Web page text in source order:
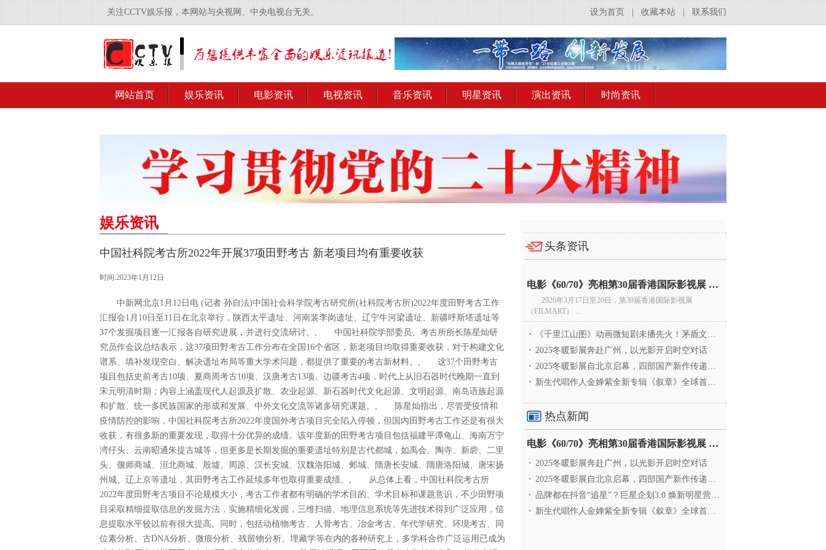
关注CCTV娱乐报，本网站与央视网、中央电视台无关。 联系我们
收藏本站
设为首页
网站首页 娱乐资讯 电影资讯 电视资讯 音乐资讯 明星资讯 演出资讯 时尚资讯
娱乐资讯
中国社科院考古所2022年开展37项田野考古 新老项目均有重要收获
时间:2023年1月12日
中新网北京1月12日电 (记者 孙自法)中国社会科学院考古研究所(社科院考古所)2022年度田野考古工作
汇报会1月10日至11日在北京举行，陕西太平遗址、河南裴李岗遗址、辽宁牛河梁遗址、新疆呼斯塔遗址等
37个发掘项目逐一汇报各自研究进展，并进行交流研讨。, 中国社科院学部委员、考古所所长陈星灿研
究员作会议总结表示，这37项田野考古工作分布在全国16个省区，新老项目均取得重要收获，对于构建文化
谱系、填补发现空白、解决遗址布局等重大学术问题，都提供了重要的考古新材料。, 这37个田野考古
项目包括史前考古10项、夏商周考古10项、汉唐考古13项、边疆考古4项，时代上从旧石器时代晚期一直到
宋元明清时期；内容上涵盖现代人起源及扩散、农业起源、新石器时代文化起源、文明起源、南岛语族起源
和扩散、统一多民族国家的形成和发展、中外文化交流等诸多研究课题。, 陈星灿指出，尽管受疫情和
疫情防控的影响，中国社科院考古所2022年度国外考古项目完全陷入停顿，但国内田野考古工作还是有很大
收获，有很多新的重要发现，取得十分优异的成绩。该年度新的田野考古项目包括福建平潭龟山、海南万宁
湾仔头、云南昭通朱提古城等，但更多是长期发掘的重要遗址特别是古代都城，如禹会、陶寺、新砦、二里
头、偃师商城、洹北商城、殷墟、周原、汉长安城、汉魏洛阳城、邺城、隋唐长安城、隋唐洛阳城、唐宋扬
州城、辽上京等遗址，其田野考古工作延续多年也取得重要成绩。, 从总体上看，中国社科院考古所
2022年度田野考古项目不论规模大小，考古工作者都有明确的学术目的、学术目标和课题意识，不少田野项
目采取精细提取信息的发掘方法，实施精细化发掘，三维扫描、地理信息系统等先进技术得到广泛应用，信
息提取水平较以前有很大提高。同时，包括动植物考古、人骨考古、冶金考古、年代学研究、环境考古、同
位素分析、古DNA分析、微痕分析、残留物分析、埋藏学等在内的各种研究上，多学科合作广泛运用已成为
头条资讯
电影《60/70》亮相第30届香港国际影视展 冲刺戛纳备
2026年3月17日至20日，第30届香港国际影视展
（FILMART） ...
·
《千里江山图》动画微短剧未播先火！茅盾文学奖IP首
· 2025冬暖影展奔赴广州，以光影开启时空对话
· 2025冬暖影展自北京启幕，四部国产新作传递银幕温情
· 新生代唱作人金婵紫全新专辑《叙章》全球首发，颠覆
热点新闻
电影《60/70》亮相第30届香港国际影视展 冲刺戛纳备
· 2025冬暖影展奔赴广州，以光影开启时空对话
· 2025冬暖影展自北京启幕，四部国产新作传递银幕温情
· 品牌都在抖音“追星”？巨星企划3.0 焕新明星营销，让
· 新生代唱作人金婵紫全新专辑《叙章》全球首发，颠覆